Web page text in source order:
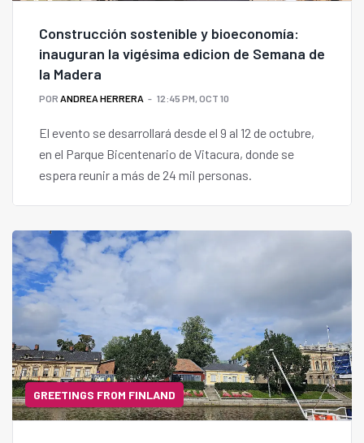
Construcción sostenible y bioeconomía:
inauguran la vigésima edicion de Semana de
la Madera
POR ANDREA HERRERA 12:45 PM, OCT 10
El evento se desarrollará desde el 9 al 12 de octubre,
en el Parque Bicentenario de Vitacura, donde se
espera reunir a más de 24 mil personas.
GREETINGS FROM FINLAND